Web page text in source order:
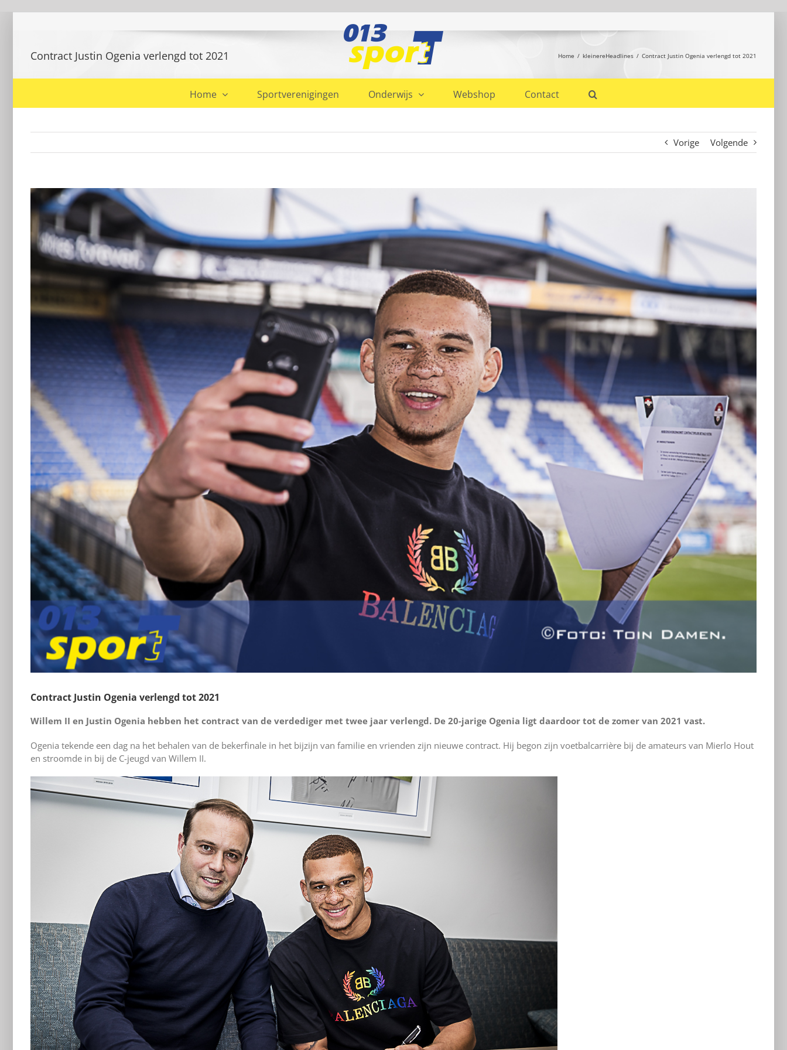
Home Sportverenigingen Onderwijs Webshop Contact
Contract Justin Ogenia verlengd tot 2021 Home kleinereHeadlines Contract Justin Ogenia verlengd tot 2021
Vorige Volgende
Bekijk
grotere
afbeelding
Contract Justin Ogenia verlengd tot 2021
Willem II en Justin Ogenia hebben het contract van de verdediger met twee jaar verlengd. De 20-jarige Ogenia ligt daardoor tot de zomer van 2021 vast.
Ogenia tekende een dag na het behalen van de bekerfinale in het bijzijn van familie en vrienden zijn nieuwe contract. Hij begon zijn voetbalcarrière bij de amateurs van Mierlo Hout
en stroomde in bij de C-jeugd van Willem II.